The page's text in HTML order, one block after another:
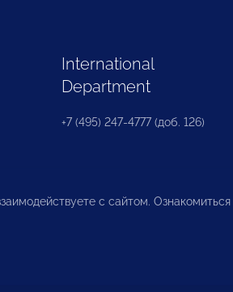
International
Department
+7 (495) 247-4777 (доб. 126)
с сайтом. Ознакомиться